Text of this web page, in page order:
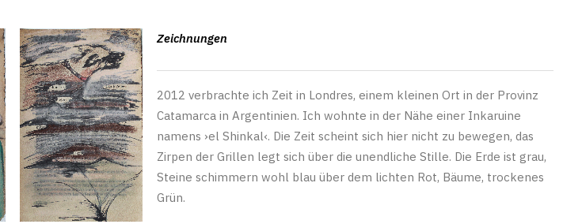
Zeichnungen
2012 verbrachte ich Zeit in Londres, einem kleinen Ort in der Provinz
Catamarca in Argentinien. Ich wohnte in der Nähe einer Inkaruine
namens ›el Shinkal‹. Die Zeit scheint sich hier nicht zu bewegen, das
Zirpen der Grillen legt sich über die unendliche Stille. Die Erde ist grau,
Steine schimmern wohl blau über dem lichten Rot, Bäume, trockenes
Grün.